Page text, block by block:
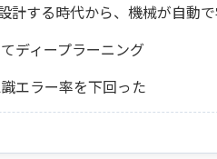
計する時代から、機械が自動
ディープラーニング
エラー率を下回った